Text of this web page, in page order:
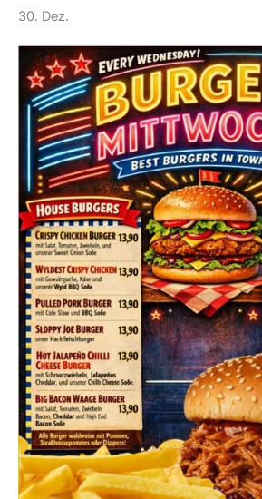
30. Dez.